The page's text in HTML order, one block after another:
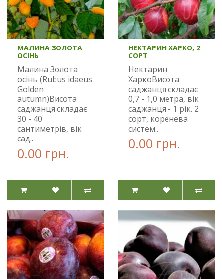
МАЛИНА ЗОЛОТА
ОСІНЬ
Малина Золота
осінь (Rubus idaeus
Golden
autumn)Висота
саджанця складає
30 - 40
сантиметрів, вік
сад..
0.00 грн.
НЕКТАРИН ХАРКО, 2
СОРТ
Нектарин
ХаркоВисота
саджанця складає
0,7 - 1,0 метра, вік
саджанця - 1 рік. 2
сорт, коренева
систем..
0.00 грн.